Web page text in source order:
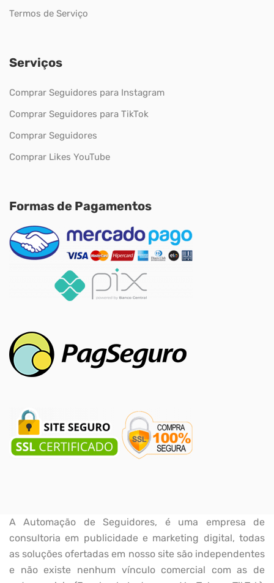
Termos de Serviço
Serviços
Comprar Seguidores para Instagram
Comprar Seguidores para TikTok
Comprar Seguidores
Comprar Likes YouTube
Formas de Pagamentos
A Automação de Seguidores, é uma empresa de
consultoria em publicidade e marketing digital, todas
as soluções ofertadas em nosso site são independentes
e não existe nenhum vínculo comercial com as de